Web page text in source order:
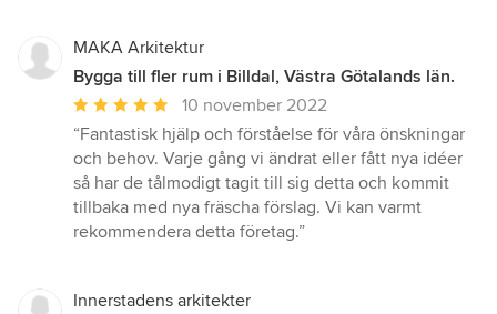
MAKA Arkitektur
Bygga till fler rum i Billdal, Västra Götalands län.
Genomsnittligt
omdöme:
5
av
5
stjärnor
10 november 2022
“Fantastisk hjälp och förståelse för våra önskningar
och behov. Varje gång vi ändrat eller fått nya idéer
så har de tålmodigt tagit till sig detta och kommit
tillbaka med nya fräscha förslag. Vi kan varmt
rekommendera detta företag.”
Innerstadens arkitekter